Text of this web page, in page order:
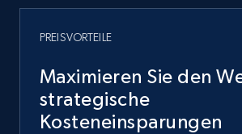
Amazon Reviews
URL, Product name, Product rating,
Author name, Asin, and more.
eCommerce
PREISVORTEILE
Maximieren Sie den
strategische
Kosteneinsparungen